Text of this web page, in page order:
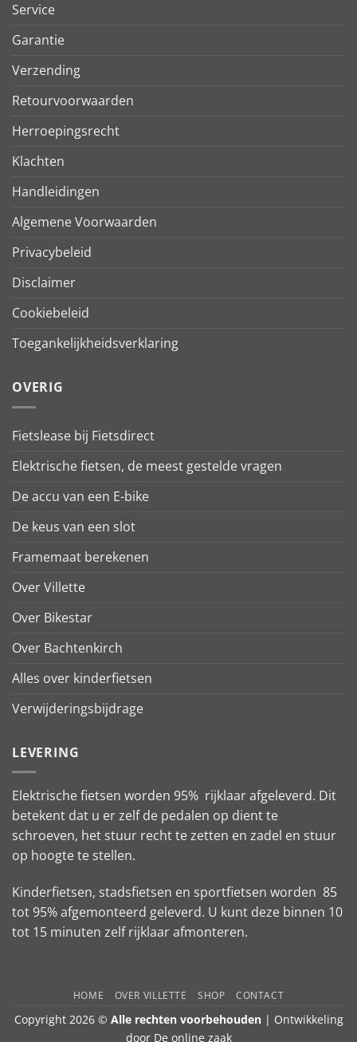
Service
Garantie
Verzending
Retourvoorwaarden
Herroepingsrecht
Klachten
Handleidingen
Algemene Voorwaarden
Privacybeleid
Disclaimer
Cookiebeleid
Toegankelijkheidsverklaring
OVERIG
Fietslease bij Fietsdirect
Elektrische fietsen, de meest gestelde vragen
De accu van een E-bike
De keus van een slot
Framemaat berekenen
Over Villette
Over Bikestar
Over Bachtenkirch
Alles over kinderfietsen
Verwijderingsbijdrage
LEVERING
Elektrische fietsen worden 95% rijklaar afgeleverd. Dit
betekent dat u er zelf de pedalen op dient te
schroeven, het stuur recht te zetten en zadel en stuur
op hoogte te stellen.
Kinderfietsen, stadsfietsen en sportfietsen worden 85
tot 95% afgemonteerd geleverd. U kunt deze binnen 10
tot 15 minuten zelf rijklaar afmonteren.
HOME OVER VILLETTE SHOP CONTACT
Copyright 2026 © Alle rechten voorbehouden| Ontwikkeling
door De online zaak